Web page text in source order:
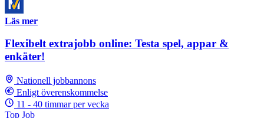
Läs mer
Flexibelt extrajobb online: Testa spel, appar &
enkäter!
Nationell jobbannons
Enligt överenskommelse
11 - 40 timmar per vecka
Top Job